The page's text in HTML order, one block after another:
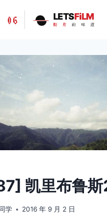
06 LETSFiLM
胶 片 的 味 道
凯里布鲁
学 2016 年 9 月 2 日